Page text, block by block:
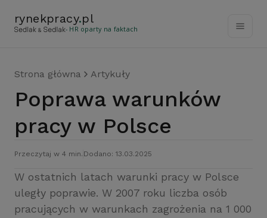
rynekpracy.pl
- HR oparty na faktach
Strona główna Artykuły
Poprawa warunków
pracy w Polsce
Przeczytaj w 4 min. Dodano: 13.03.2025
W ostatnich latach warunki pracy w Polsce
uległy poprawie. W 2007 roku liczba osób
pracujących w warunkach zagrożenia na 1 000